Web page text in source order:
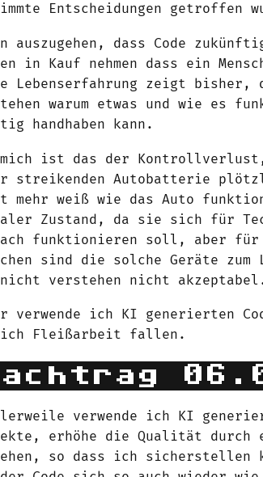
Entscheidungen getroffen
auszugehen, dass Code
in Kauf nehmen dass ein
Lebenserfahrung zeigt bisher,
warum etwas und wie es
handhaben kann.
ist das der
streikenden Autobatterie
mehr weiß wie das Auto
Zustand, da sie sich für
funktionieren soll, aber
sind die solche Geräte
verstehen nicht
verwende ich KI generierten
Fleißarbeit fallen.
verwende ich KI
erhöhe die Qualität
so dass ich sicherstellen